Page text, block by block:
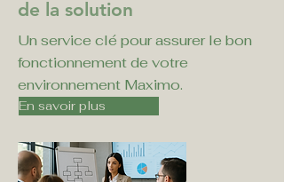
de la solution
Un service clé pour assurer le bon
fonctionnement de votre
environnement Maximo.
En savoir plus